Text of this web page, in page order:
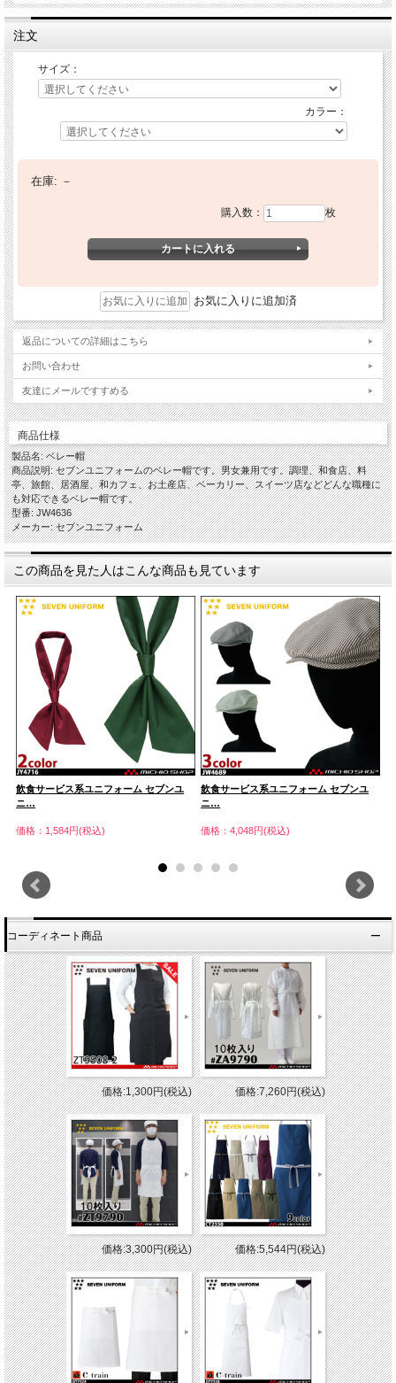
注文
サイズ：
カラー：
在庫: －
購入数： 枚
お気に入りに追加済
返品についての詳細はこちら
お問い合わせ
友達にメールですすめる
商品仕様
製品名: ベレー帽
商品説明: セブンユニフォームのベレー帽です。男女兼用です。調理、和食店、料
亭、旅館、居酒屋、和カフェ、お土産店、ベーカリー、スイーツ店などどんな職種に
も対応できるベレー帽です。
型番: JW4636
メーカー: セブンユニフォーム
この商品を見た人はこんな商品も見ています
飲食サービス系ユニフォーム セブンユ
ニ…
価格：1,584円(税込)
飲食サービス系ユニフォーム セブンユ
ニ…
価格：4,048円(税込)
コーディネート商品
価格:1,300円(税込) 価格:7,260円(税込)
価格:3,300円(税込) 価格:5,544円(税込)